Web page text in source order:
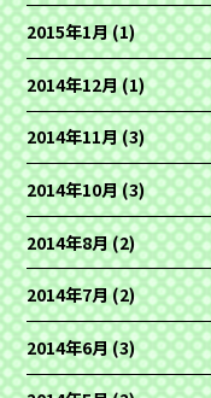
2015年1月(1)
2014年12月(1)
2014年11月(3)
2014年10月(3)
2014年8月(2)
2014年7月(2)
2014年6月(3)